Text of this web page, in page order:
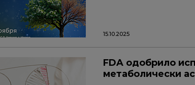
15.10.2025
FDA одобрило
метаболически